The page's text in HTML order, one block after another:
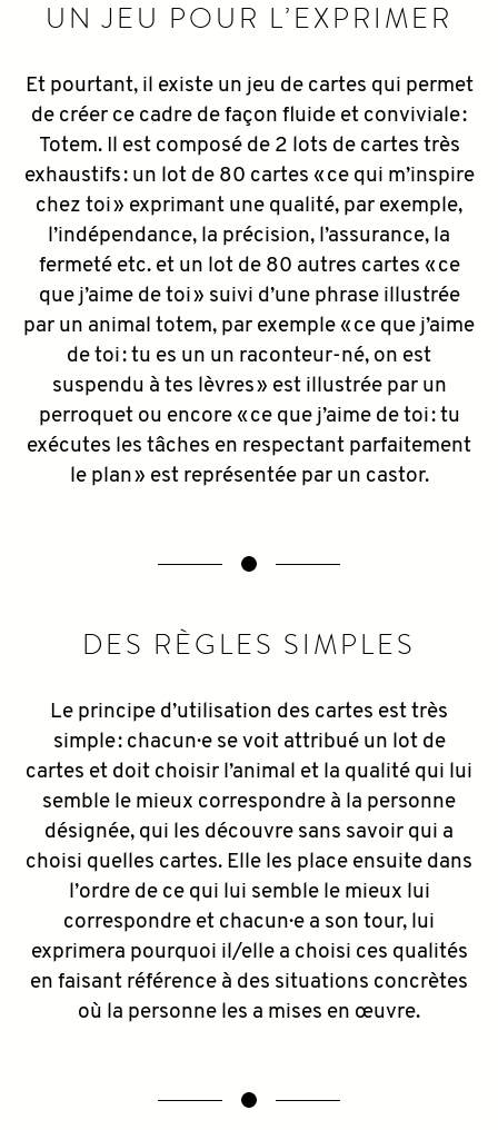
UN JEU POUR L’EXPRIMER
Et pourtant, il existe un jeu de cartes qui permet
de créer ce cadre de façon fluide et conviviale :
Totem. Il est composé de 2 lots de cartes très
exhaustifs : un lot de 80 cartes « ce qui m’inspire
chez toi » exprimant une qualité, par exemple,
l’indépendance, la précision, l’assurance, la
fermeté etc. et un lot de 80 autres cartes « ce
que j’aime de toi » suivi d’une phrase illustrée
par un animal totem, par exemple « ce que j’aime
de toi : tu es un un raconteur-né, on est
suspendu à tes lèvres » est illustrée par un
perroquet ou encore « ce que j’aime de toi : tu
exécutes les tâches en respectant parfaitement
le plan » est représentée par un castor.
DES RÈGLES SIMPLES
Le principe d’utilisation des cartes est très
simple : chacun·e se voit attribué un lot de
cartes et doit choisir l’animal et la qualité qui lui
semble le mieux correspondre à la personne
désignée, qui les découvre sans savoir qui a
choisi quelles cartes. Elle les place ensuite dans
l’ordre de ce qui lui semble le mieux lui
correspondre et chacun·e a son tour, lui
exprimera pourquoi il/elle a choisi ces qualités
en faisant référence à des situations concrètes
où la personne les a mises en œuvre.